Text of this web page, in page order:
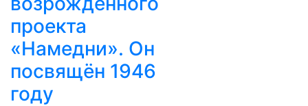
проекта
«Намедни». Он
посвящён 1946
году